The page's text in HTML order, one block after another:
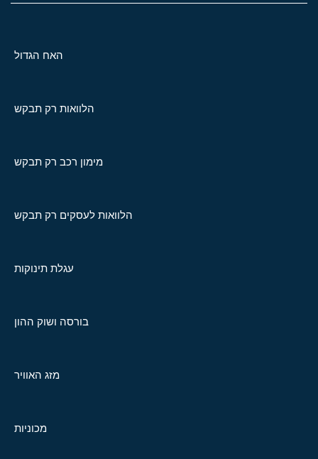
האח הגדול
הלוואות רק תבקש
מימון רכב רק תבקש
הלוואות לעסקים רק תבקש
עגלת תינוקות
בורסה ושוק ההון
מזג האוויר
מכוניות